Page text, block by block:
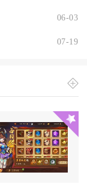
06-03
07-19